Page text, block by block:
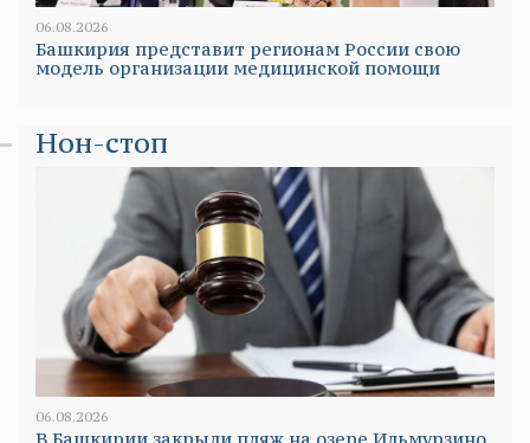
06.08.2026
Башкирия представит регионам России свою
модель организации медицинской помощи
Нон-стоп
06.08.2026